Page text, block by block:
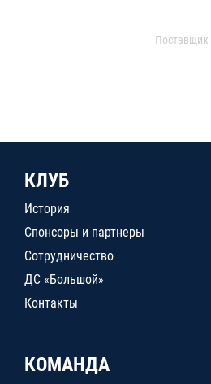
Поставщик
КЛУБ
История
Спонсоры и партнеры
Сотрудничество
ДС «Большой»
Контакты
КОМАНДА